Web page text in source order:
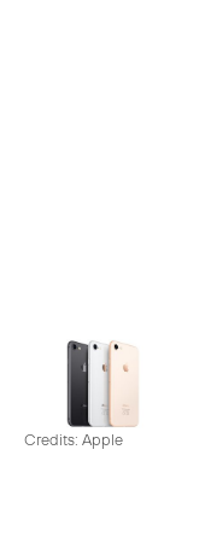
Credits: Apple